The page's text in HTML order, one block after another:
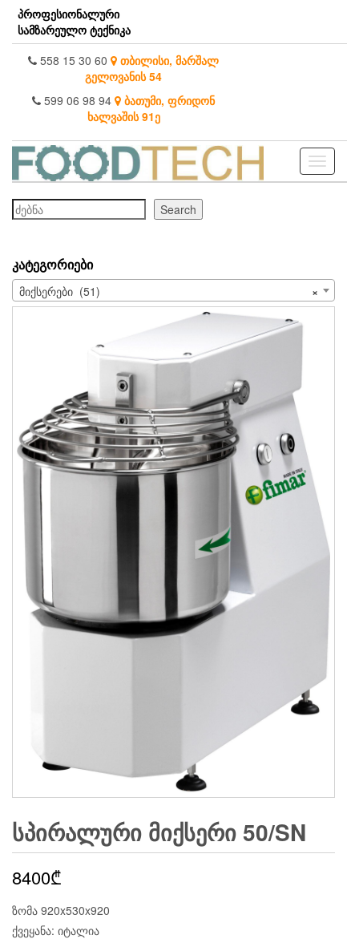
Skip
the
content
პროფესიონალური
სამზარეულო ტექნიკა
558 15 30 60 თბილისი, მარშალ
გელოვანის 54
599 06 98 94 ბათუმი, ფრიდონ
ხალვაშის 91ე
Toggle
ძებნა
Search
ᲙᲐᲢᲔᲒᲝᲠᲘᲔᲑᲘ
×
მიქსერები (51)
ᲡᲞᲘᲠᲐᲚᲣᲠᲘ ᲛᲘᲥᲡᲔᲠᲘ 50/SN
8400₾
ზომა 920x530x920
ქვეყანა: იტალია